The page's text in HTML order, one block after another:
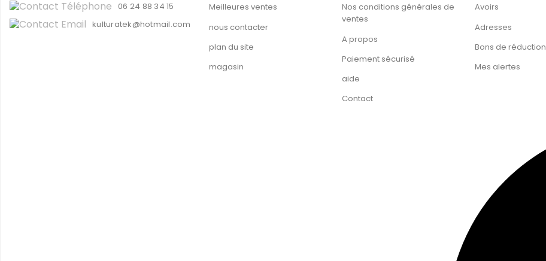
06 24 88 34 15
kulturatek@hotmail.com
Meilleures ventes
nous contacter
plan du site
magasin
Nos conditions générales de
ventes
A propos
Paiement sécurisé
aide
Contact
Avoirs
Adresses
Bons de réduction
Mes alertes